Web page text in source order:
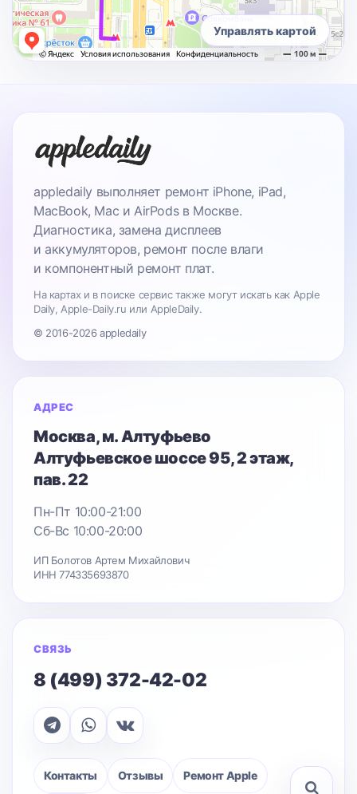
Управлять картой
appledaily выполняет ремонт iPhone, iPad,
MacBook, Mac и AirPods в Москве.
Диагностика, замена дисплеев
и аккумуляторов, ремонт после влаги
и компонентный ремонт плат.
На картах и в поиске сервис также могут искать как Apple
Daily, Apple-Daily.ru или AppleDaily.
© 2016-2026 appledaily
АДРЕС
Москва, м. Алтуфьево
Алтуфьевское шоссе 95, 2 этаж,
пав. 22
Пн-Пт 10:00-21:00
Сб-Вс 10:00-20:00
ИП Болотов Артем Михайлович
ИНН 774335693870
СВЯЗЬ
8 (499) 372-42-02
Контакты Отзывы Ремонт Apple